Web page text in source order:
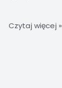
Czytaj więcej »